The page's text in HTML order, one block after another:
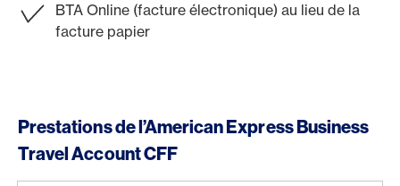
BTA Online (facture électronique) au lieu de la
facture papier
Prestations de l’American Express Business
Travel Account CFF